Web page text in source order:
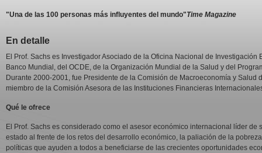
"Una de las 100 personas más influyentes del mundo"Time Magazine
En detalle
El Prof. Sachs es Investigador Asociado de la Oficina Nacional de
Banco Mundial, del OCDE, de la Organización Mundial de la Salud y del
Durante 2000-2001, fue Presidente de la Comisión de Macroeconomía y Salud
miembro de la Comisión Asesora de las Instituciones Financieras
Qué le ofrece
El Prof. Sachs es considerado como el asesor económico internacional líder de
estado al frente de los retos del desarrollo económico, la paliación de la
políticas que ayuden a todos a beneficiarse de las crecientes oportunidades